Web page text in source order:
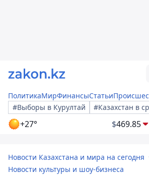
ПолитикаМирФинансыСтатьи
#Выборы в Курултай
#Казахстан в
+27° $469.85
Новости Казахстана и мира на сегодня
Новости культуры и шоу-бизнеса